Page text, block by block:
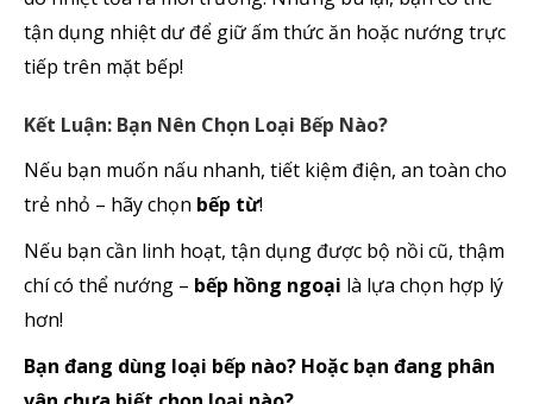
tận dụng nhiệt dư để giữ ấm thức ăn hoặc nướng trực
tiếp trên mặt bếp!
Kết Luận: Bạn Nên Chọn Loại Bếp Nào?
Nếu bạn muốn nấu nhanh, tiết kiệm điện, an toàn cho
trẻ nhỏ – hãy chọn bếp từ!
Nếu bạn cần linh hoạt, tận dụng được bộ nồi cũ, thậm
chí có thể nướng – bếp hồng ngoại là lựa chọn hợp lý
hơn!
Bạn đang dùng loại bếp nào? Hoặc bạn đang phân